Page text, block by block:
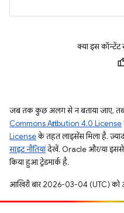
क्या इस
जब तक कुछ अलग से न बताया जाए, तब
Commons Attribution 4.0 License
Licenseके तहत लाइसेंस मिला है.
साइट नीतियांदेखें. Oracle और/या इससे
किया हुआ ट्रेडमार्क है.
आखिरी बार 2026-03-04 (UTC) को